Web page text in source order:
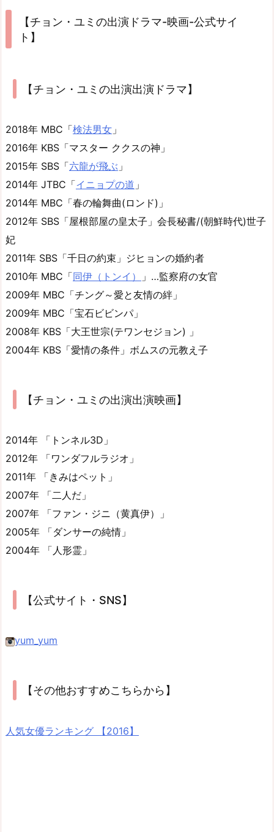
【チョン・ユミの出演ドラマ-映画-公式サイ
ト】
【チョン・ユミの出演出演ドラマ】
2018年 MBC「検法男女 」
2016年 KBS「マスター ククスの神」
2015年 SBS「六龍が飛ぶ 」
2014年 JTBC「イニョプの道 」
2014年 MBC「春の輪舞曲(ロンド)」
2012年 SBS「屋根部屋の皇太子」会長秘書/(朝鮮時代)世子
妃
2011年 SBS「千日の約束」ジヒョンの婚約者
2010年 MBC「同伊（トンイ）
」…監察府の女官
2009年 MBC「チング～愛と友情の絆」
2009年 MBC「宝石ビビンパ」
2008年 KBS「大王世宗(テワンセジョン) 」
2004年 KBS「愛情の条件」ボムスの元教え子
【チョン・ユミの出演出演映画】
2014年 「トンネル3D」
2012年 「ワンダフルラジオ」
2011年 「きみはペット」
2007年 「二人だ」
2007年 「ファン・ジニ（黄真伊）」
2005年 「ダンサーの純情」
2004年 「人形霊」
【公式サイト・SNS】
yum_yum
【その他おすすめこちらから】
人気女優ランキング 【2016】